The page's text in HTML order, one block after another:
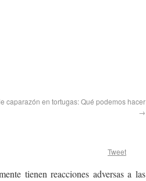
caparazón en tortugas: Qué podemos hacer
→
Tweet
tienen reacciones adversas a las